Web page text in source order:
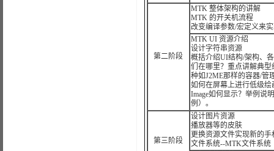
第二阶段
MTK 整体架构的讲解
MTK 的开关机流程
改变编译参数/宏定义来
MTK UI 资源介绍
设计字符串资源
概括介绍UI结构/架构、
们在哪里？重点讲解典型
种如J2ME那样的容器/管
如何在屏幕上进行低级绘
Image如何显示？举例说
例）。
第三阶段
设计图片资源
播放器等的皮肤
更换资源文件实现新的手
文件系统--MTK文件系统